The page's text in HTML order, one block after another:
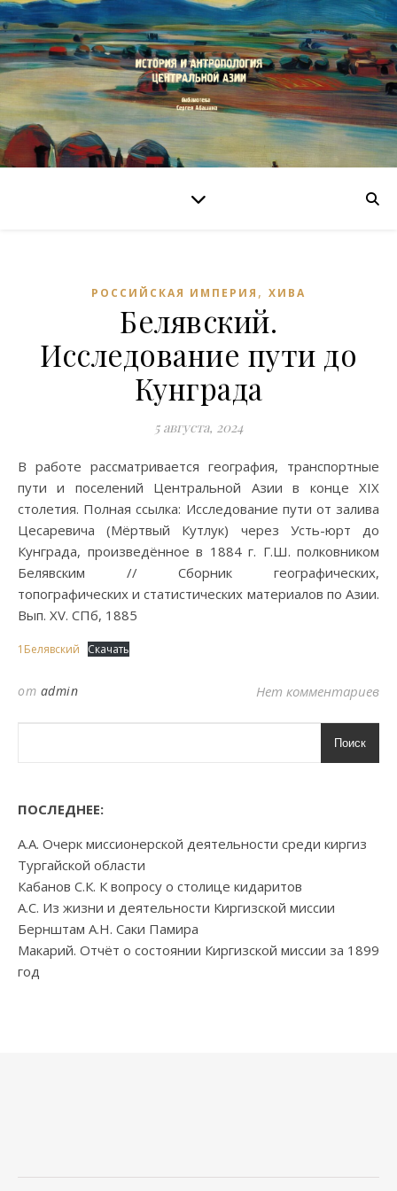
РОССИЙСКАЯ ИМПЕРИЯ , ХИВА
Белявский.
Исследование пути до
Кунграда
5 августа, 2024
В работе рассматривается география, транспортные
пути и поселений Центральной Азии в конце XIX
столетия. Полная ссылка: Исследование пути от залива
Цесаревича (Мёртвый Кутлук) через Усть-юрт до
Кунграда, произведённое в 1884 г. Г.Ш. полковником
Белявским // Сборник географических,
топографических и статистических материалов по Азии.
Вып. XV. СПб, 1885
1Белявский Скачать
от admin Нет комментариев
Поиск
ПОСЛЕДНЕЕ:
А.А. Очерк миссионерской деятельности среди киргиз
Тургайской области
Кабанов С.К. К вопросу о столице кидаритов
А.С. Из жизни и деятельности Киргизской миссии
Бернштам А.Н. Саки Памира
Макарий. Отчёт о состоянии Киргизской миссии за 1899
год